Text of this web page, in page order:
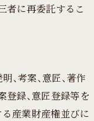
者に再委託するこ
考案、意匠、著作
登録、意匠登録等を
産業財産権並びに